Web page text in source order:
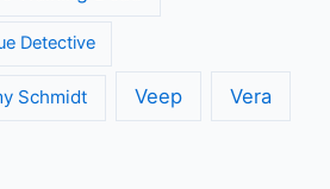
Detective
Schmidt Veep Vera